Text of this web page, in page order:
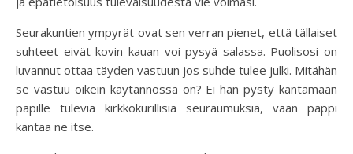
Seurakuntien ympyrät ovat sen verran pienet, että tällaiset
suhteet eivät kovin kauan voi pysyä salassa. Puolisosi on
luvannut ottaa täyden vastuun jos suhde tulee julki. Mitähän
se vastuu oikein käytännössä on? Ei hän pysty kantamaan
papille tulevia kirkkokurillisia seuraumuksia, vaan pappi
kantaa ne itse.